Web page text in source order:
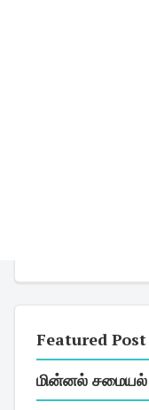
Featured Post
மின்னல் சமையல்